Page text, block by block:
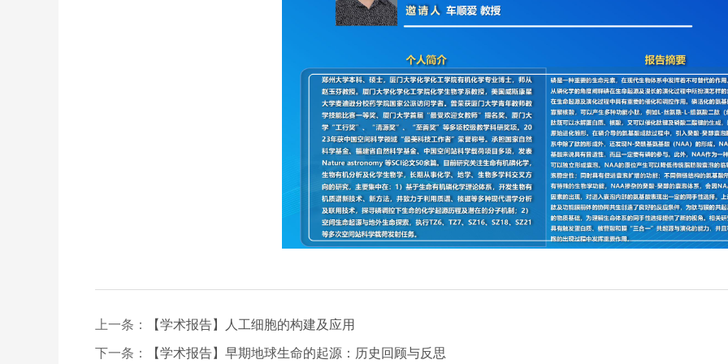
上一条： 【学术报告】人工细胞的构建及应用
下一条： 【学术报告】早期地球生命的起源：历史回顾与反思